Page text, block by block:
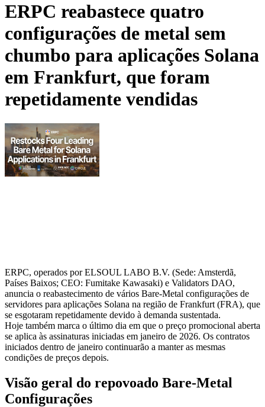
ERPC reabastece quatro
configurações de metal sem
chumbo para aplicações Solana
em Frankfurt, que foram
repetidamente vendidas
ERPC, operados por ELSOUL LABO B.V. (Sede: Amsterdã,
Países Baixos; CEO: Fumitake Kawasaki) e Validators DAO,
anuncia o reabastecimento de vários Bare-Metal configurações de
servidores para aplicações Solana na região de Frankfurt (FRA), que
se esgotaram repetidamente devido à demanda sustentada.
Hoje também marca o último dia em que o preço promocional aberta
se aplica às assinaturas iniciadas em janeiro de 2026. Os contratos
iniciados dentro de janeiro continuarão a manter as mesmas
condições de preços depois.
Visão geral do repovoado Bare-Metal
Configurações